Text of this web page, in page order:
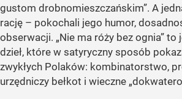
gustom drobnomieszczańskim”. A
rację – pokochali jego humor,
obserwacji. „Nie ma róży bez ognia” to
dzieł, które w satyryczny sposób
zwykłych Polaków: kombinatorstwo,
urzędniczy bełkot i wieczne